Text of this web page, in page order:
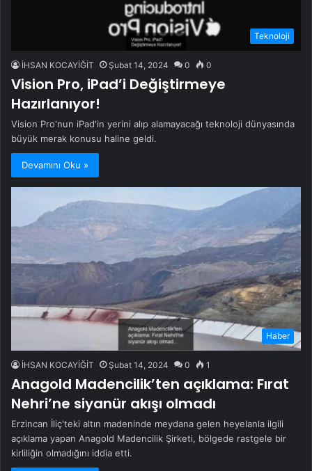
Teknoloji
İHSAN KOCAYİĞİT Şubat 14, 2024 0 0
Vision Pro, iPad’i Değiştirmeye
Hazırlanıyor!
Vision Pro'nun iPad'in yerini alıp alamayacağı teknoloji dünyasında
büyük merak konusu haline geldi.
Devamını Oku »
Haber
İHSAN KOCAYİĞİT Şubat 14, 2024 0 1
Anagold Madencilik’ten açıklama: Fırat
Nehri’ne siyanür akışı olmadı
Erzincan İliç'teki altın madeninde meydana gelen heyelanla ilgili
açıklama yapan Anagold Madencilik Şirketi, bölgede rastgele bir
kirliliğin olmadığını iddia etti.